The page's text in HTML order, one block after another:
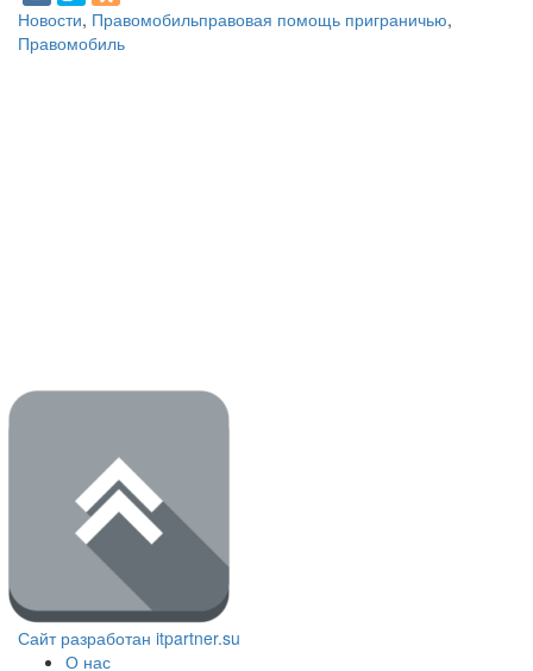
Новости, Правомобильправовая помощь приграничью,
Правомобиль
Сайт разработан itpartner.su
О нас